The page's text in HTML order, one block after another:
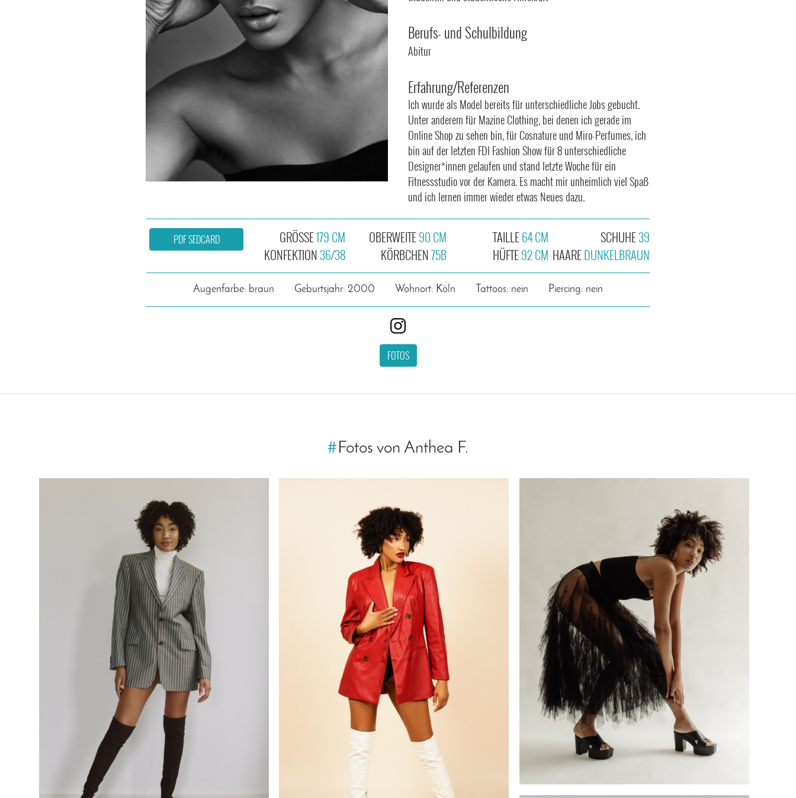
Berufs- und Schulbildung
Abitur
Erfahrung/Referenzen
Ich wurde als Model bereits für unterschiedliche Jobs gebucht.
Unter anderem für Mazine Clothing, bei denen ich gerade im
Online Shop zu sehen bin, für Cosnature und Miro-Perfumes, ich
bin auf der letzten FDI Fashion Show für 8 unterschiedliche
Designer*innen gelaufen und stand letzte Woche für ein
Fitnessstudio vor der Kamera. Es macht mir unheimlich viel Spaß
und ich lernen immer wieder etwas Neues dazu.
GRÖSSE179 CM
KONFEKTION36/38
OBERWEITE90 CM
KÖRBCHEN75B
TAILLE64 CM
HÜFTE92 CM
SCHUHE39
HAAREDUNKELBRAUN
PDF SEDCARD
Augenfarbe: braun Geburtsjahr: 2000 Wohnort: Köln Tattoos: nein Piercing: nein
FOTOS
#Fotos von Anthea F.